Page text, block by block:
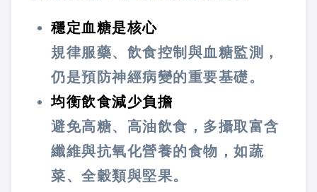
穩定血糖是核心
規律服藥、飲食控制與血糖監測，
仍是預防神經病變的重要基礎。
均衡飲食減少負擔
避免高糖、高油飲食，多攝取富含
纖維與抗氧化營養的食物，如蔬
菜、全穀類與堅果。